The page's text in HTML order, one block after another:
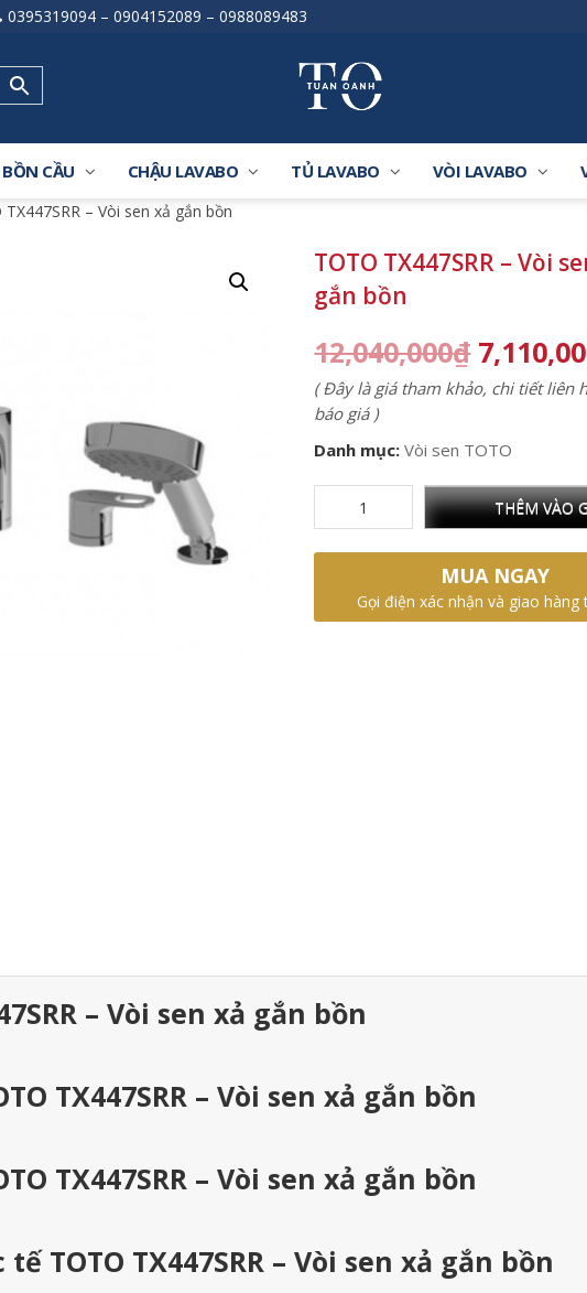
0395319094 – 0904152089 – 0988089483
BỒN CẦU CHẬU LAVABO TỦ LAVABO VÒI LAVABO
– Vòi sen xả gắn bồn
TOTO TX447SRR – Vòi
gắn bồn
12,040,000₫
( Đây là giá tham khảo, chi tiết liên
báo giá )
Danh mục: Vòi sen TOTO
THÊM VÀO
MUA NGAY
Gọi điện xác nhận và giao hàng
– Vòi sen xả gắn bồn
TX447SRR – Vòi sen xả gắn bồn
TX447SRR – Vòi sen xả gắn bồn
TOTO TX447SRR – Vòi sen xả gắn bồn